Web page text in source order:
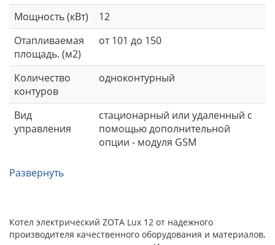
Мощность (кВт)
12
Отапливаемая
площадь. (м2)
от 101 до 150
Количество
контуров
одноконтурный
Вид
управления
стационарный или удаленный с
помощью дополнительной
опции - модуля GSM
Развернуть
Котел электрический ZOTA Lux 12 от надежного
производителя качественного оборудования и материалов,